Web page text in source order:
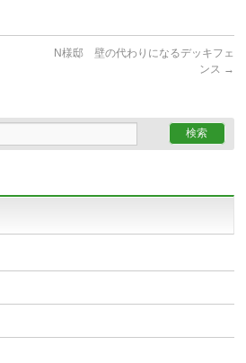
N様邸 壁の代わりになるデッキフェ
ンス →